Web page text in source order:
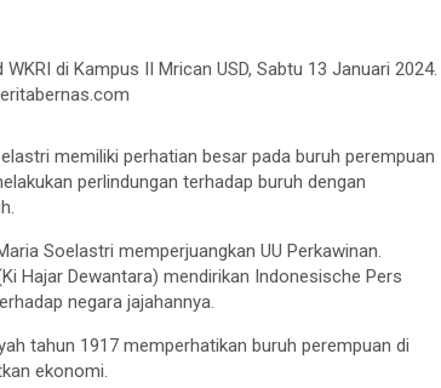
di Kampus II Mrican USD, Sabtu 13 Januari 2024.
memiliki perhatian besar pada buruh perempuan
perlindungan terhadap buruh dengan
Soelastri memperjuangkan UU Perkawinan.
Hajar Dewantara) mendirikan Indonesische Pers
negara jajahannya.
tahun 1917 memperhatikan buruh perempuan di
ekonomi.